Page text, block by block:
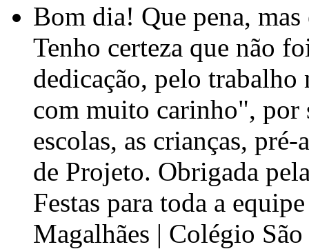
Bom dia! Que pena,
Tenho certeza que não
dedicação, pelo
com muito carinho", por
escolas, as crianças, pré-
de Projeto. Obrigada
Festas para toda a
Magalhães | Colégio